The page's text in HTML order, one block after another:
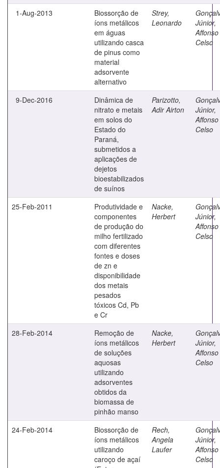
1-Aug-2013
Biossorção de
íons metálicos
em águas
utilizando casca
de pinus como
material
adsorvente
alternativo
Strey,
Leonardo
Júnior,
Affonso
Celso
9-Dec-2016
Dinâmica de
nitrato e metais
em solos do
Estado do
Paraná,
submetidos a
aplicações de
dejetos
bioestabilizados
de suínos
Parizotto,
Adir Airton
Júnior,
Affonso
Celso
25-Feb-2011
Produtividade e
componentes
de produção do
milho fertilizado
com diferentes
fontes e doses
de zn e
disponibilidade
dos metais
pesados
tóxicos Cd, Pb
e Cr
Nacke,
Herbert
Júnior,
Affonso
Celso
28-Feb-2014
Remoção de
íons metálicos
de soluções
aquosas
utilizando
adsorventes
obtidos da
biomassa de
pinhão manso
Nacke,
Herbert
Júnior,
Affonso
Celso
24-Feb-2014
Biossorção de
íons metálicos
utilizando
caroço de açaí
Rech,
Angela
Laufer
Júnior,
Affonso
Celso